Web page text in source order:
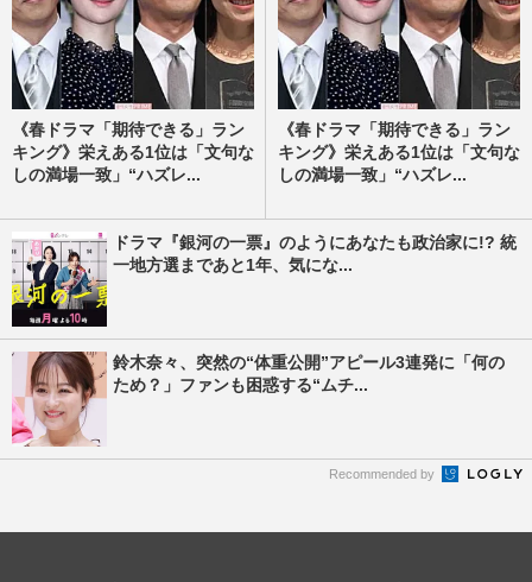
《春ドラマ「期待できる」ラン
キング》栄えある1位は「文句な
しの満場一致」“ハズレ...
《春ドラマ「期待できる」ラン
キング》栄えある1位は「文句な
しの満場一致」“ハズレ...
ドラマ『銀河の一票』のようにあなたも政治家に!? 統
一地方選まであと1年、気にな...
鈴木奈々、突然の“体重公開”アピール3連発に「何の
ため？」ファンも困惑する“ムチ...
Recommended by